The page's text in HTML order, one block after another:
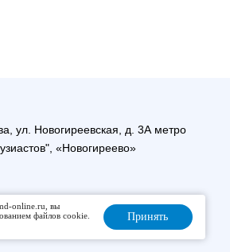
ул. Новогиреевская, д. 3А метро
«Новогиреево»
online.ru, вы
файлов cookie.
Принять